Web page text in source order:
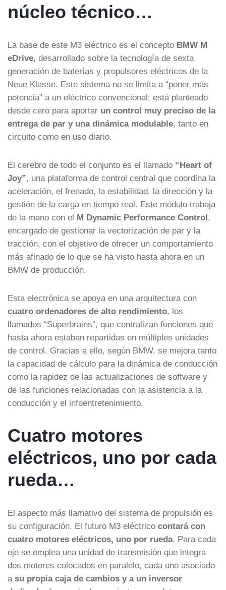
núcleo técnico…
La base de este M3 eléctrico es el concepto BMW M
eDrive, desarrollado sobre la tecnología de sexta
generación de baterías y propulsores eléctricos de la
Neue Klasse. Este sistema no se limita a “poner más
potencia” a un eléctrico convencional: está planteado
desde cero para aportar un control muy preciso de la
entrega de par y una dinámica modulable, tanto en
circuito como en uso diario.
El cerebro de todo el conjunto es el llamado “Heart of
Joy”, una plataforma de control central que coordina la
aceleración, el frenado, la estabilidad, la dirección y la
gestión de la carga en tiempo real. Este módulo trabaja
de la mano con el M Dynamic Performance Control,
encargado de gestionar la vectorización de par y la
tracción, con el objetivo de ofrecer un comportamiento
más afinado de lo que se ha visto hasta ahora en un
BMW de producción.
Esta electrónica se apoya en una arquitectura con
cuatro ordenadores de alto rendimiento, los
llamados “Superbrains”, que centralizan funciones que
hasta ahora estaban repartidas en múltiples unidades
de control. Gracias a ello, según BMW, se mejora tanto
la capacidad de cálculo para la dinámica de conducción
como la rapidez de las actualizaciones de software y
de las funciones relacionadas con la asistencia a la
conducción y el infoentretenimiento.
Cuatro motores
eléctricos, uno por cada
rueda…
El aspecto más llamativo del sistema de propulsión es
su configuración. El futuro M3 eléctrico contará con
cuatro motores eléctricos, uno por rueda. Para cada
eje se emplea una unidad de transmisión que integra
dos motores colocados en paralelo, cada uno asociado
a su propia caja de cambios y a un inversor